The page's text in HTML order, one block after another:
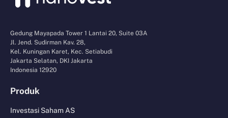
Gedung Mayapada Tower 1 Lantai 20, Suite 03A
Jl. Jend. Sudirman Kav. 28,
Kel. Kuningan Karet, Kec. Setiabudi
Jakarta Selatan, DKI Jakarta
Indonesia 12920
Produk
Investasi Saham AS